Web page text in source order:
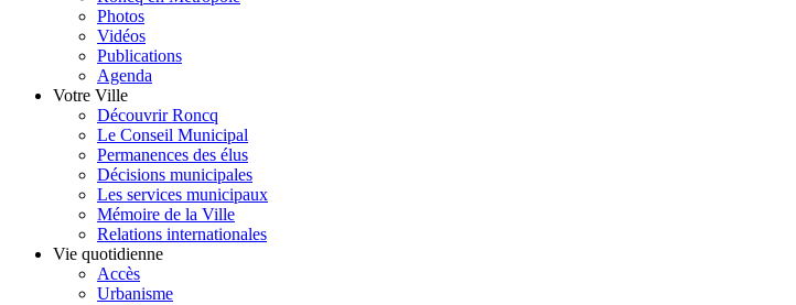
Photos
Vidéos
Publications
Agenda
Votre Ville
Découvrir Roncq
Le Conseil Municipal
Permanences des élus
Décisions municipales
Les services municipaux
Mémoire de la Ville
Relations internationales
Vie quotidienne
Accès
Urbanisme